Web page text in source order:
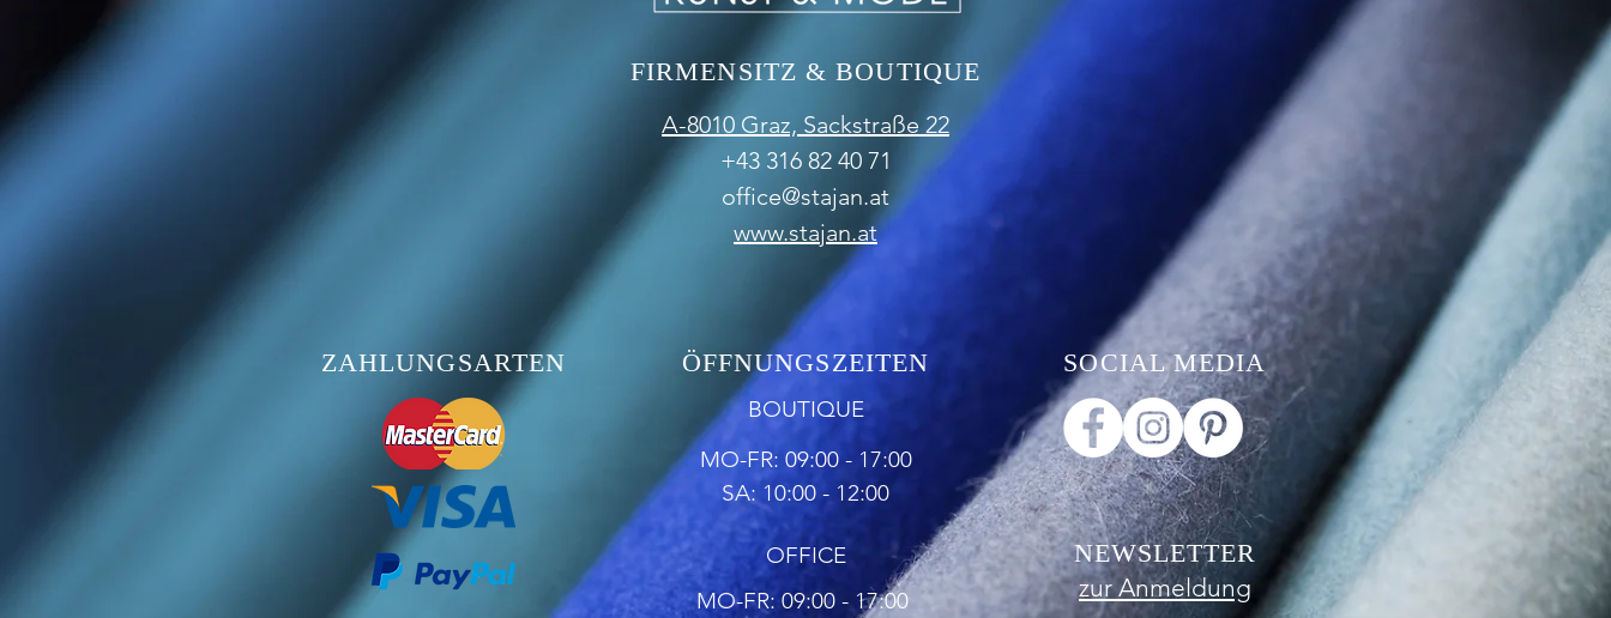
FIRMENSITZ & BOUTIQUE
A-8010 Graz, Sackstraße 22
+43 316 82 40 71
office@stajan.at
www.stajan.at
ZAHLUNGSARTEN ÖFFNUNGSZEITEN
BOUTIQUE
MO-FR: 09:00 - 17:00
SA: 10:00 - 12:00
OFFICE
MO-FR: 09:00 - 17:00
SOCIAL MEDIA
NEWSLETTER
zur Anmeldung